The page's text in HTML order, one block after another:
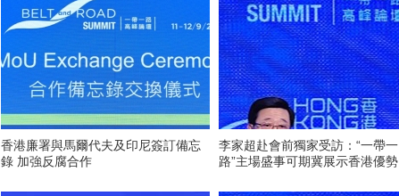
香港廉署與馬爾代夫及印尼簽訂備忘
錄 加強反腐合作
李家超赴會前獨家受訪：“一帶一
路”主場盛事可期冀展示香港優勢